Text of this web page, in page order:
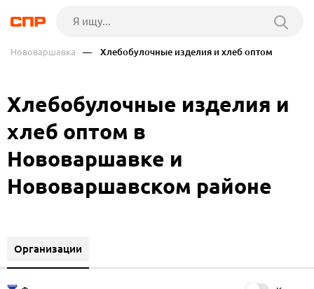
Нововаршавка — Хлебобулочные изделия и хлеб оптом
Хлебобулочные изделия и
хлеб оптом в
Нововаршавке и
Нововаршавском районе
Организации